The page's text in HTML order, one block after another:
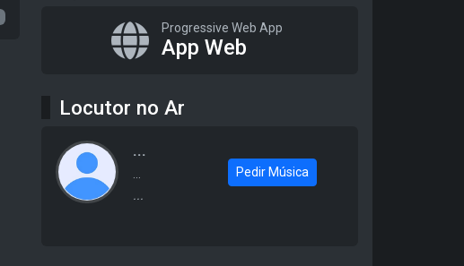
Progressive Web App
App Web
Locutor no Ar
...
...
Pedir Música